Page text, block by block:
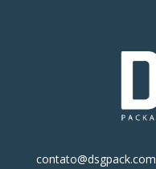
contato@dsgpack.com